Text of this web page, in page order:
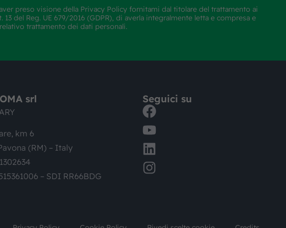
preso visione della Privacy Policy fornitami dal titolare del trattamento ai
13 del Reg. UE 679/2016 (GDPR), di averla integralmente letta e compresa e
trattamento dei dati personali.
srl
km 6
(RM) – Italy
– SDI RR66BDG
Seguici su